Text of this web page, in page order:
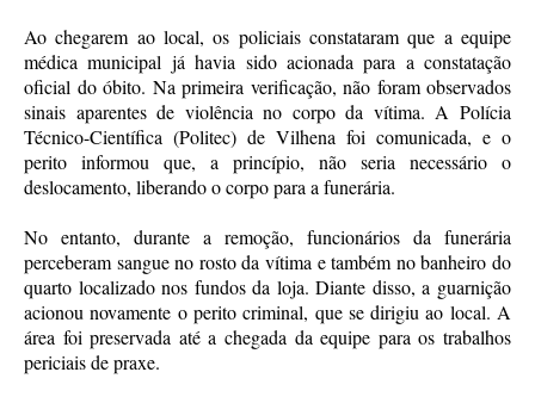
Ao chegarem ao local, os policiais constataram que a equipe
médica municipal já havia sido acionada para a constatação
oficial do óbito. Na primeira verificação, não foram observados
sinais aparentes de violência no corpo da vítima. A Polícia
Técnico-Científica (Politec) de Vilhena foi comunicada, e o
perito informou que, a princípio, não seria necessário o
deslocamento, liberando o corpo para a funerária.
No entanto, durante a remoção, funcionários da funerária
perceberam sangue no rosto da vítima e também no banheiro do
quarto localizado nos fundos da loja. Diante disso, a guarnição
acionou novamente o perito criminal, que se dirigiu ao local. A
área foi preservada até a chegada da equipe para os trabalhos
periciais de praxe.